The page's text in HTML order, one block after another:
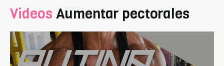
Videos Aumentar pectorales